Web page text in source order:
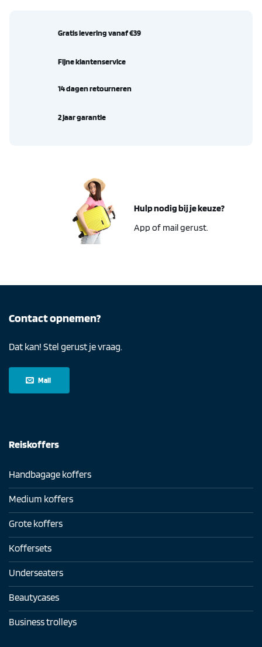
Hulp nodig bij je keuze?
App of mail gerust.
Gratis levering vanaf €39
Fijne klantenservice
14 dagen retourneren
2 jaar garantie
Contact opnemen?
Dat kan! Stel gerust je vraag.
Mail
Reiskoffers
Handbagage koffers
Medium koffers
Grote koffers
Koffersets
Underseaters
Beautycases
Business trolleys